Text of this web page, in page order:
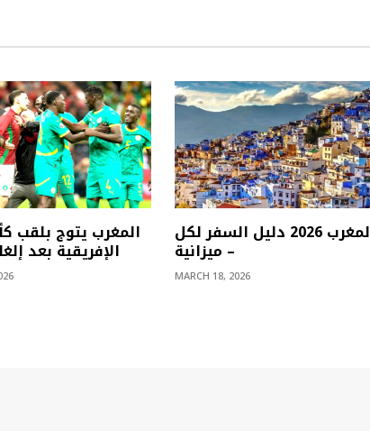
المغرب يتوج بلقب
الإفريقية بعد
المغرب 2026 دليل السفر لكل
ميزانية –
MARCH 18, 2026